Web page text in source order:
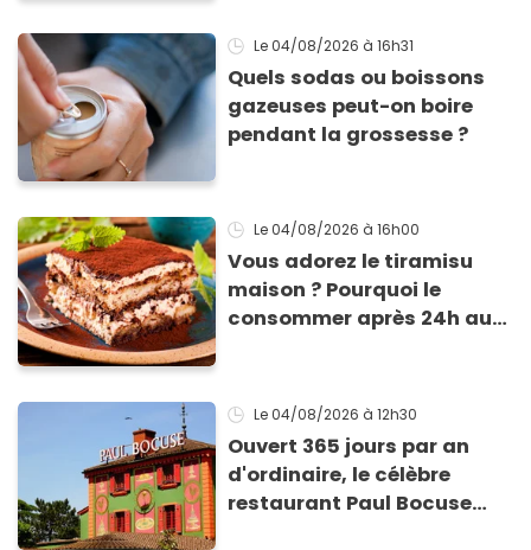
Le 04/08/2026 à 16h31
Quels sodas ou boissons
gazeuses peut-on boire
pendant la grossesse ?
Le 04/08/2026 à 16h00
Vous adorez le tiramisu
maison ? Pourquoi le
consommer après 24h au
Le 04/08/2026 à 12h30
Ouvert 365 jours par an
d'ordinaire, le célèbre
restaurant Paul Bocuse